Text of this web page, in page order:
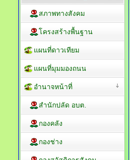
สภาพทางสังคม
โครงสร้างพื้นฐาน
แผนที่ดาวเทียม
แผนที่มุมมองถนน
อำนาจหน้าที่
สำนักปลัด อบต.
กองคลัง
กองช่าง